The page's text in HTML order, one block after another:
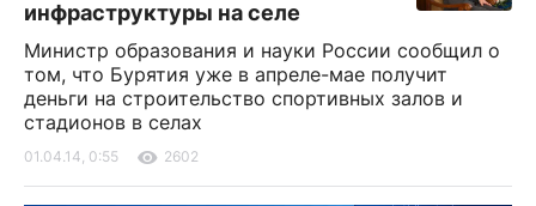
инфраструктуры на селе
Министр образования и науки России сообщил о
том, что Бурятия уже в апреле-мае получит
деньги на строительство спортивных залов и
стадионов в селах
01.04.14, 0:55 2602